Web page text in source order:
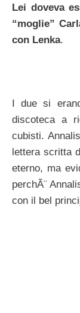
Lei doveva
“moglie”
con Lenka.
I due si
discoteca a
cubisti.
lettera scritta
eterno, ma
perchÃ¨
con il bel